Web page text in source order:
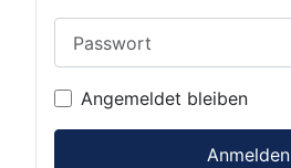
Angemeldet bleiben
Anmelden